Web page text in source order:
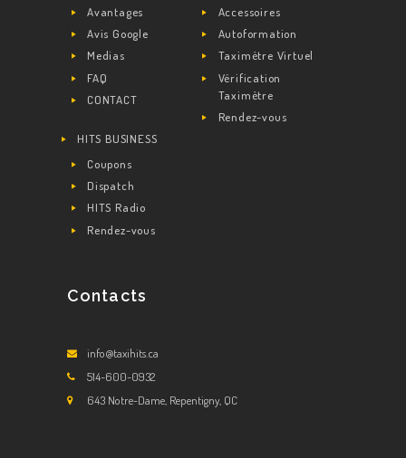
Avantages
Avis Google
Medias
FAQ
CONTACT
Accessoires
Autoformation
Taximètre Virtuel
Vérification
Taximètre
Rendez-vous
HITS BUSINESS
Coupons
Dispatch
HITS Radio
Rendez-vous
Contacts
info@taxihits.ca
514-600-0932
643 Notre-Dame, Repentigny, QC